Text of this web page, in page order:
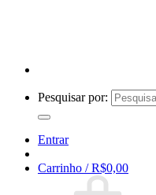
Pesquisar por:
Entrar
Carrinho /R$0,00